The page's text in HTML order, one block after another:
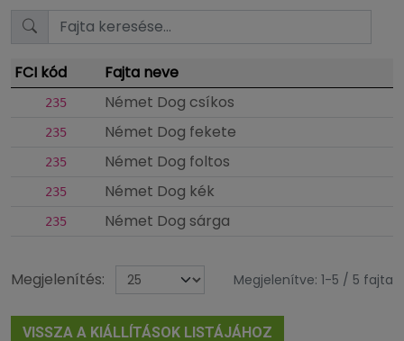
FCI kód Fajta neve
235 Német Dog csíkos
235 Német Dog fekete
235 Német Dog foltos
235 Német Dog kék
235 Német Dog sárga
Megjelenítés: Megjelenítve: 1-5 / 5 fajta
VISSZA A KIÁLLÍTÁSOK LISTÁJÁHOZ